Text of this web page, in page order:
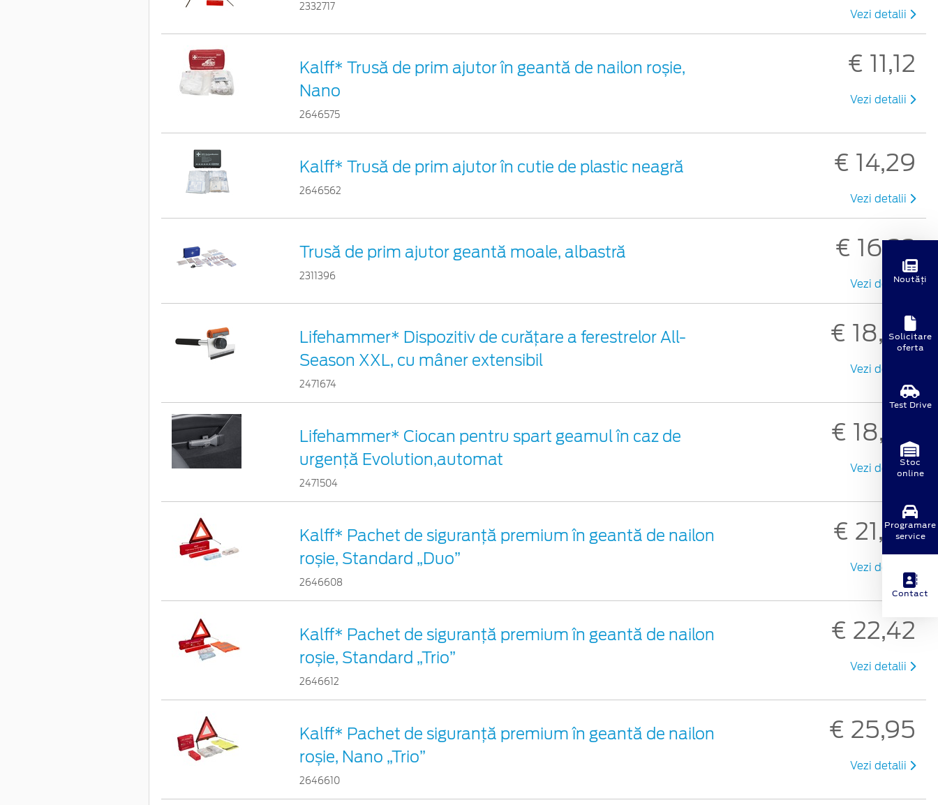
2332717
Vezi detalii
Kalff* Trusă de prim ajutor în geantă de nailon roșie,
Nano
2646575
€ 11,12
Vezi detalii
Kalff* Trusă de prim ajutor în cutie de plastic neagră
2646562
€ 14,29
Vezi detalii
Trusă de prim ajutor geantă moale, albastră
2311396
€ 16,32
Vezi detalii
Lifehammer* Dispozitiv de curățare a ferestrelor All-
Season XXL, cu mâner extensibil
2471674
€ 18,30
Vezi detalii
Lifehammer* Ciocan pentru spart geamul în caz de
urgenţă Evolution,automat
2471504
€ 18,98
Vezi detalii
Kalff* Pachet de siguranţă premium în geantă de nailon
roșie, Standard „Duo”
2646608
€ 21,48
Vezi detalii
Kalff* Pachet de siguranţă premium în geantă de nailon
roșie, Standard „Trio”
2646612
€ 22,42
Vezi detalii
Kalff* Pachet de siguranţă premium în geantă de nailon
roșie, Nano „Trio”
2646610
€ 25,95
Vezi detalii
Noutăți
Solicitare
oferta
Test Drive
Stoc
online
Programare
service
Contact